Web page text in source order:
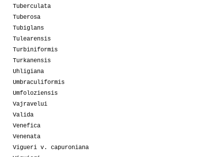
Tuberculata
Tuberosa
Tubiglans
Tulearensis
Turbiniformis
Turkanensis
Uhligiana
Umbraculiformis
Umfoloziensis
Vajravelui
Valida
Venefica
Venenata
Vigueri v. capuroniana